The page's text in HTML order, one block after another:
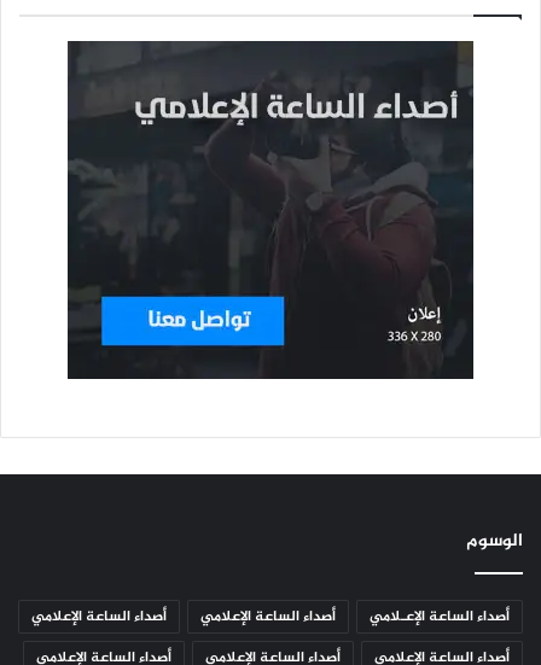
الوسوم
أصداء الساعة الإعـلامي أصداء الساعة الإعلامي
أصداء الساعة الإعلامي
أصداء الساعة الإعلامي
أصداء الساعة الإعلامي أصداء الساعة الإعلامي